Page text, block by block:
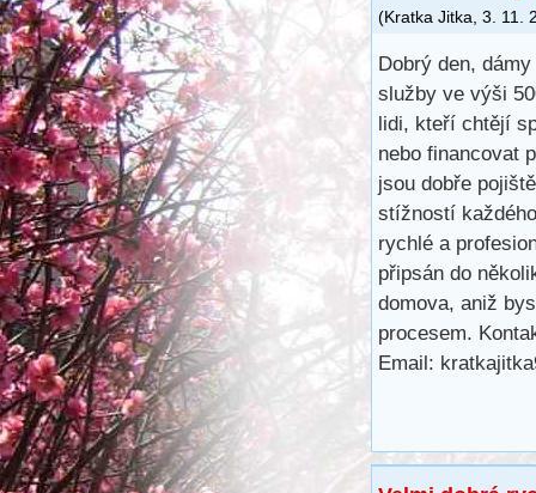
(Kratka Jitka 3. 11.
Dobrý den,
služby ve výši
lidi, kteří chtějí
nebo financovat
jsou dobře
stížností
rychlé a
připsán do
domova, aniž
procesem.
Email: